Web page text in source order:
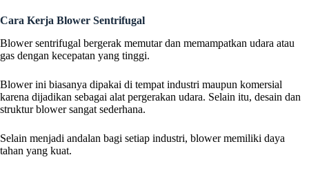
Cara Kerja Blower Sentrifugal
Blower sentrifugal bergerak memutar dan memampatkan udara atau
gas dengan kecepatan yang tinggi.
Blower ini biasanya dipakai di tempat industri maupun komersial
karena dijadikan sebagai alat pergerakan udara. Selain itu, desain dan
struktur blower sangat sederhana.
Selain menjadi andalan bagi setiap industri, blower memiliki daya
tahan yang kuat.